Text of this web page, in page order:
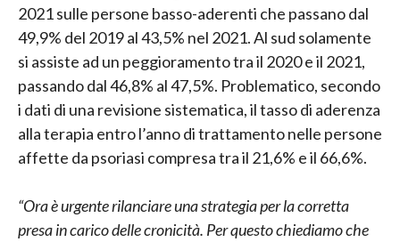
2021 sulle persone basso-aderenti che passano dal
49,9% del 2019 al 43,5% nel 2021. Al sud solamente
si assiste ad un peggioramento tra il 2020 e il 2021,
passando dal 46,8% al 47,5%. Problematico, secondo
i dati di una revisione sistematica, il tasso di aderenza
alla terapia entro l’anno di trattamento nelle persone
affette da psoriasi compresa tra il 21,6% e il 66,6%.
“Ora è urgente rilanciare una strategia per la corretta
presa in carico delle cronicità. Per questo chiediamo che